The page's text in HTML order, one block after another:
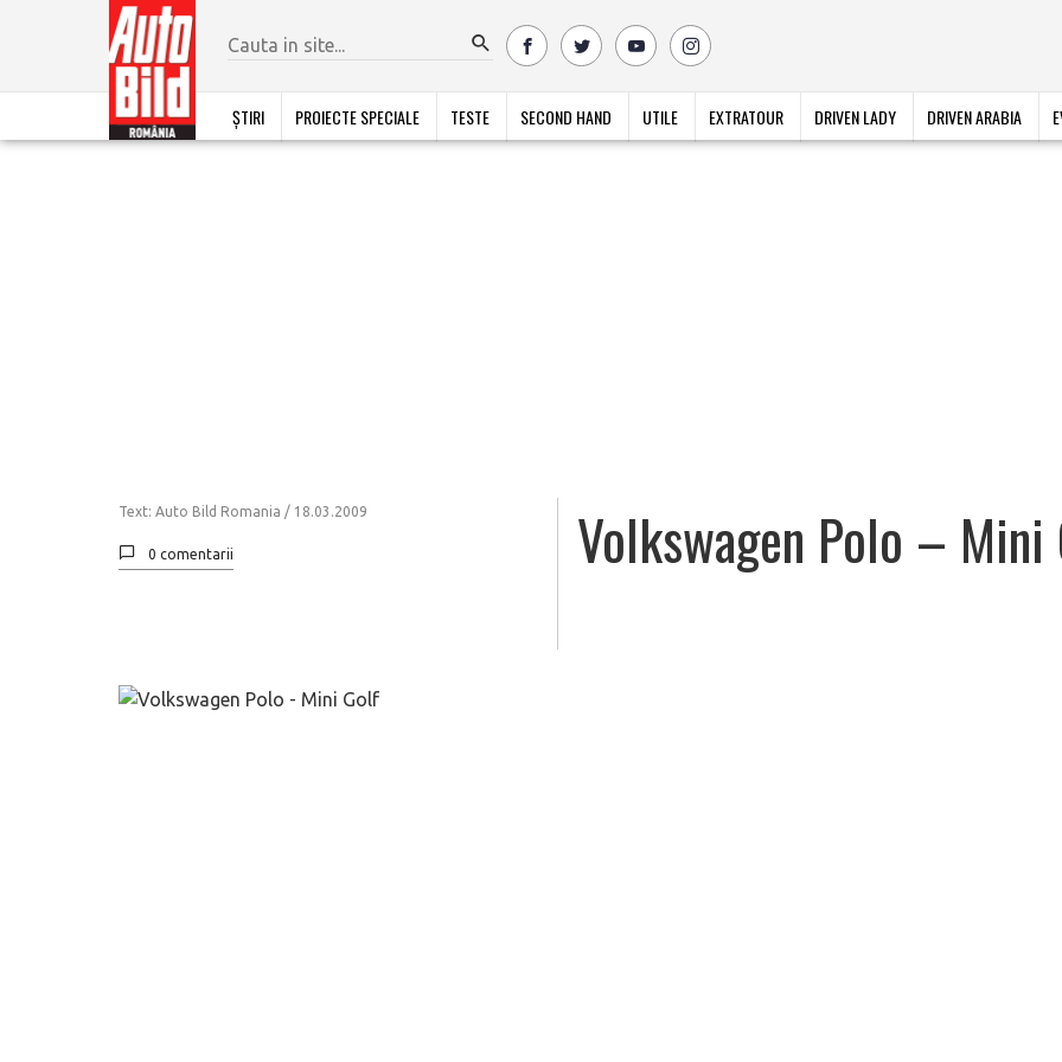
ȘTIRI PROIECTE SPECIALE TESTE SECOND HAND UTILE EXTRATOUR DRIVEN LADY DRIVEN ARABIA
Text: Auto Bild Romania / 18.03.2009
0 comentarii Volkswagen Polo –